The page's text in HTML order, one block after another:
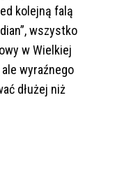
kolejną falą
wszystko
w Wielkiej
wyraźnego
dłużej niż